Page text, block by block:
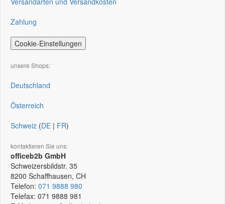
Zahlung
Cookie-Einstellungen
unsere Shops:
Deutschland
Österreich
Schweiz (DE | FR)
kontaktieren Sie uns:
officeb2b GmbH
Schweizersbildstr. 35
8200 Schaffhausen, CH
Telefon: 071 9888 980
Telefax: 071 9888 981